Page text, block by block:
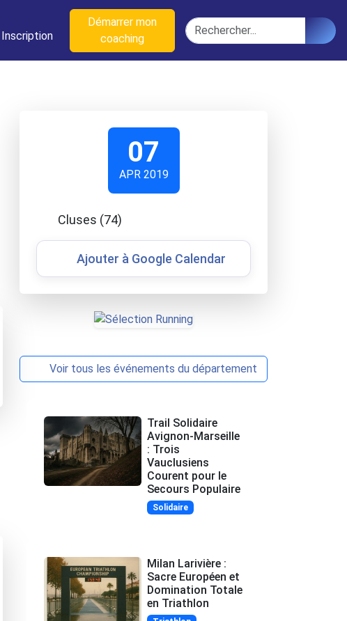
Inscription
Démarrer mon
coaching
Rechercher
07
APR 2019
Cluses (74)
Ajouter à Google Calendar
Voir tous les événements du département
Trail Solidaire
Avignon-Marseille
: Trois
Vauclusiens
Courent pour le
Secours Populaire
Solidaire
Milan Larivière :
Sacre Européen et
Domination Totale
en Triathlon